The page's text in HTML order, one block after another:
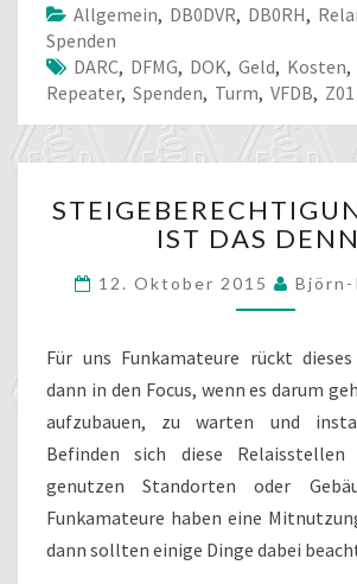
Allgemein, DB0DVR, DB0RH,
Spenden
DARC, DFMG, DOK, Geld, Kosten,
Repeater, Spenden, Turm, VFDB, Z01
WAS
IST
DENN?
IST DAS
12. Oktober 2015 Björn-
Für uns Funkamateure rückt
dann in den Focus, wenn es darum
aufzubauen, zu warten und
Befinden sich diese
genutzen Standorten oder
Funkamateure haben eine
dann sollten einige Dinge dabei